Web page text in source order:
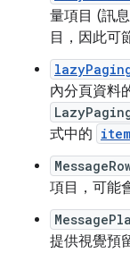
量項目 (訊
目，因此可
內分頁資料
式中的
項目，可能
提供視覺預